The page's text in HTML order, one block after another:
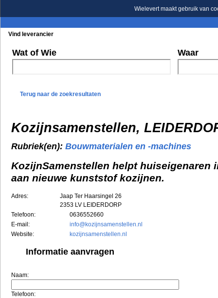
Wielevert maakt gebruik van
Vind leverancier
Wat of Wie Waar
Terug naar de zoekresultaten
Kozijnsamenstellen,
Rubriek(en): Bouwmaterialen en -machines
KozijnSamenstellen helpt huiseigenaren
aan nieuwe kunststof kozijnen.
Adres:
Jaap Ter Haarsingel 26
2353 LV LEIDERDORP
Telefoon:
0636552660
E-mail:
info@kozijnsamenstellen.nl
Website:
kozijnsamenstellen.nl
Informatie aanvragen
Naam:
Telefoon: